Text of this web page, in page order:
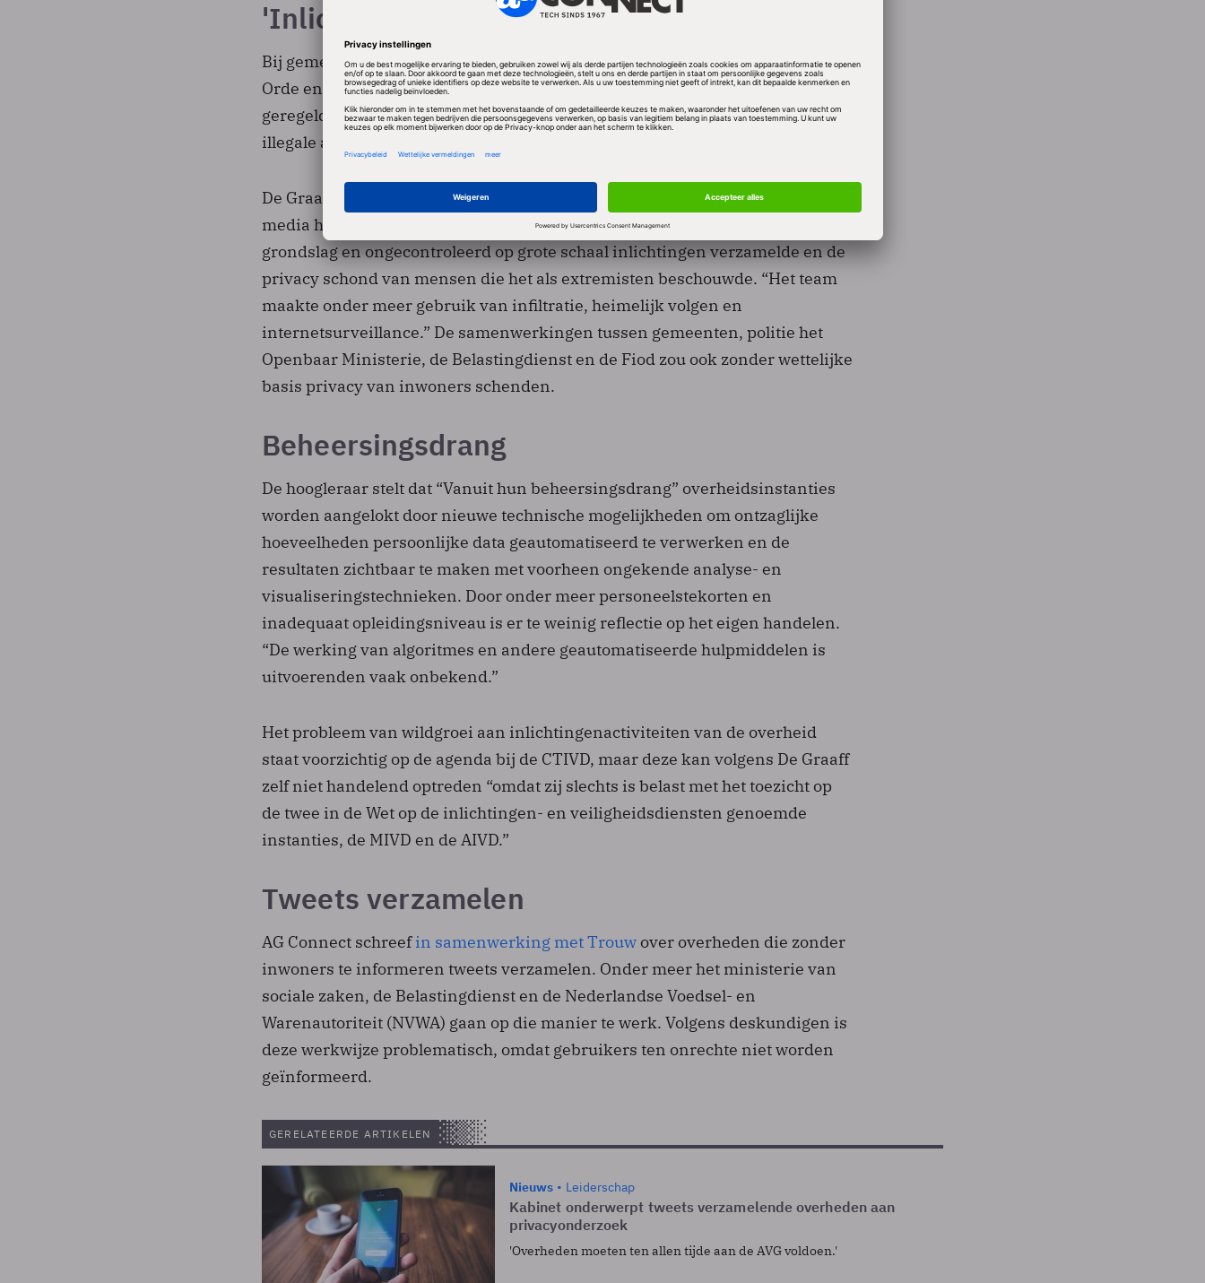
'Inlichtingen gemeenten sterk gegroeid '
Bij gemeenten speelt volgens de hoogleraar mee dat afdelingen Openbare
Orde en Veiligheid en hun clusters intelligence “sterk gegroeid” zijn en zich
geregeld bezighouden met ondermijning, veelplegers, arbeidsuitbuiting,
illegale arbeidsmigratie, fraude met steungelden en socialezekerheidsfraude.
De Graaff schetst in zijn verhaal diverse andere voorbeelden die recent de
media haalden, waaronder de politie, die jarenlang zonder wettelijke
grondslag en ongecontroleerd op grote schaal inlichtingen verzamelde en de
privacy schond van mensen die het als extremisten beschouwde. “Het team
maakte onder meer gebruik van infiltratie, heimelijk volgen en
internetsurveillance.” De samenwerkingen tussen gemeenten, politie het
Openbaar Ministerie, de Belastingdienst en de Fiod zou ook zonder wettelijke
basis privacy van inwoners schenden.
Beheersingsdrang
De hoogleraar stelt dat “Vanuit hun beheersingsdrang” overheidsinstanties
worden aangelokt door nieuwe technische mogelijkheden om ontzaglijke
hoeveelheden persoonlijke data geautomatiseerd te verwerken en de
resultaten zichtbaar te maken met voorheen ongekende analyse- en
visualiseringstechnieken. Door onder meer personeelstekorten en
inadequaat opleidingsniveau is er te weinig reflectie op het eigen handelen.
“De werking van algoritmes en andere geautomatiseerde hulpmiddelen is
uitvoerenden vaak onbekend.”
Het probleem van wildgroei aan inlichtingenactiviteiten van de overheid
staat voorzichtig op de agenda bij de CTIVD, maar deze kan volgens De Graaff
zelf niet handelend optreden “omdat zij slechts is belast met het toezicht op
de twee in de Wet op de inlichtingen- en veiligheidsdiensten genoemde
instanties, de MIVD en de AIVD.”
Tweets verzamelen
AG Connect schreefin samenwerking met Trouwover overheden die zonder
inwoners te informeren tweets verzamelen. Onder meer het ministerie van
sociale zaken, de Belastingdienst en de Nederlandse Voedsel- en
Warenautoriteit (NVWA) gaan op die manier te werk. Volgens deskundigen is
deze werkwijze problematisch, omdat gebruikers ten onrechte niet worden
geïnformeerd.
GERELATEERDE ARTIKELEN
Nieuws Leiderschap
Kabinet onderwerpt tweets verzamelende overheden aan
privacyonderzoek
'Overheden moeten ten allen tijde aan de AVG voldoen.'